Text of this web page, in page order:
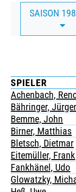
BUSINESS
TICKETING
SAISON
SPIELER
Achenbach,
Bähringer,
Bemme, John
Birner, Matthias
Bletsch, Dietmar
Eitemüller, Frank
Fankhänel, Udo
Glowatzky,